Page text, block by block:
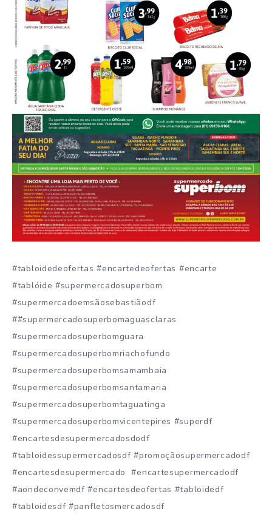
#tabloidedeofertas #encartedeofertas #encarte
#tablóide #supermercadosuperbom
#supermercadoemsãosebastiãodf
##supermercadosuperbomaguasclaras
#supermercadosuperbomguara
#supermercadosuperbomriachofundo
#supermercadosuperbomsamambaia
#supermercadosuperbomsantamaria
#supermercadosuperbomtaguatinga
#supermercadosuperbomvicentepires #superdf
#encartesdesupermercadosdodf
#tabloidessupermercadosdf #promoçãosupermercadodf
#encartesdesupermercado #encartesupermercadodf
#aondeconvemdf #encartesdeofertas #tabloidedf
#tabloidesdf #panfletosmercadosdf